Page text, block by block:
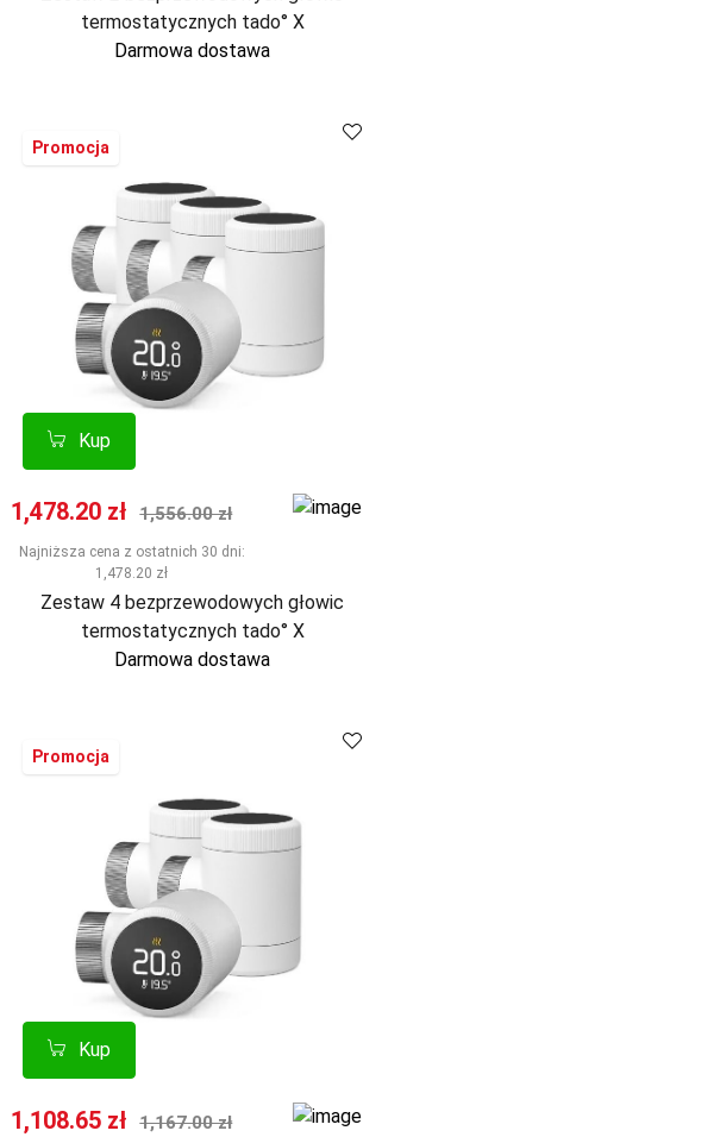
termostatycznych tado° X
Darmowa dostawa
Kup
Kup
Promocja
Cena promocyjna
1,478.20 zł Normalna cena
1,556.00 zł
Najniższa cena z ostatnich 30 dni:
1,478.20 zł
Zestaw 4 bezprzewodowych głowic
termostatycznych tado° X
Darmowa dostawa
Kup
Kup
Promocja
Cena promocyjna
1,108.65 zł Normalna cena
1,167.00 zł